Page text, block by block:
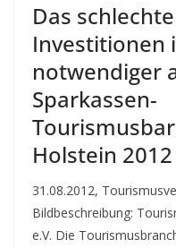
Das
Investitionen
notwendiger
Sparkassen-
Holstein
31.08.2012,
Bildbeschreibung:
e.V. Die